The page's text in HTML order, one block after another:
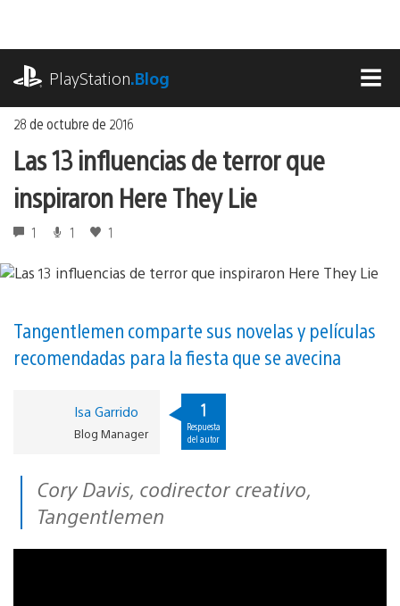
contenido
PlayStation.Blog
28 de octubre de 2016
Las 13 influencias de terror que
inspiraron Here They Lie
1 1 1
Tangentlemen comparte sus novelas y películas
recomendadas para la fiesta que se avecina
Isa Garrido
Blog Manager
1
Respuesta
del autor
Cory Davis, codirector creativo,
Tangentlemen